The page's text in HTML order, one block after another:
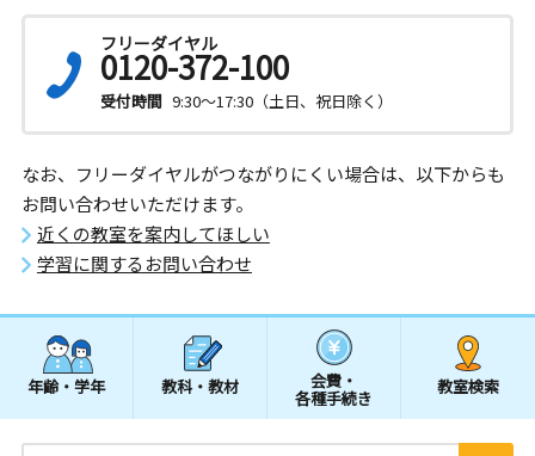
フリーダイヤル
0120-372-100
受付時間 9:30～17:30（土日、祝日除く）
なお、フリーダイヤルがつながりにくい場合は、以下からも
お問い合わせいただけます。
近くの教室を案内してほしい
学習に関するお問い合わせ
年齢・学年 教科・教材 会費・
各種手続き
教室検索